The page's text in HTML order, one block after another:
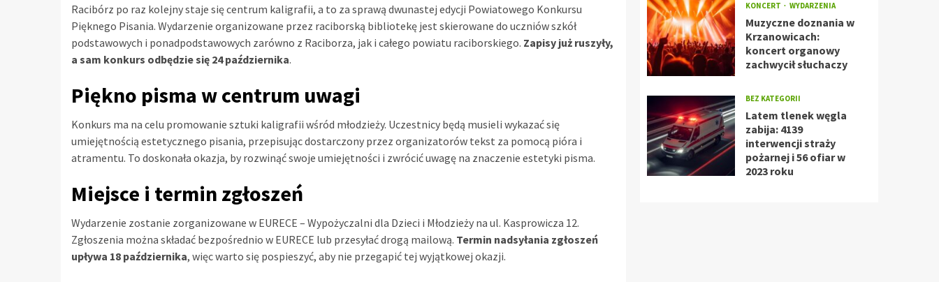
Racibórz po raz kolejny staje się centrum kaligrafii, a to za sprawą dwunastej edycji Powiatowego Konkursu
Pięknego Pisania. Wydarzenie organizowane przez raciborską bibliotekę jest skierowane do uczniów szkół
podstawowych i ponadpodstawowych zarówno z Raciborza, jak i całego powiatu raciborskiego. Zapisy już ruszyły,
a sam konkurs odbędzie się 24 października.
Piękno pisma w centrum uwagi
Konkurs ma na celu promowanie sztuki kaligrafii wśród młodzieży. Uczestnicy będą musieli wykazać się
umiejętnością estetycznego pisania, przepisując dostarczony przez organizatorów tekst za pomocą pióra i
atramentu. To doskonała okazja, by rozwinąć swoje umiejętności i zwrócić uwagę na znaczenie estetyki pisma.
Miejsce i termin zgłoszeń
Wydarzenie zostanie zorganizowane w EURECE – Wypożyczalni dla Dzieci i Młodzieży na ul. Kasprowicza 12.
Zgłoszenia można składać bezpośrednio w EURECE lub przesyłać drogą mailową. Termin nadsyłania zgłoszeń
upływa 18 października, więc warto się pospieszyć, aby nie przegapić tej wyjątkowej okazji.
KONCERT WYDARZENIA
Muzyczne doznania w
Krzanowicach:
koncert organowy
zachwycił słuchaczy
BEZ KATEGORII
Latem tlenek węgla
zabija: 4139
interwencji straży
pożarnej i 56 ofiar w
2023 roku